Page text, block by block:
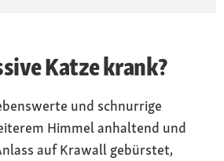
Katze krank?
und schnurrige
Himmel anhaltend und
auf Krawall gebürstet,